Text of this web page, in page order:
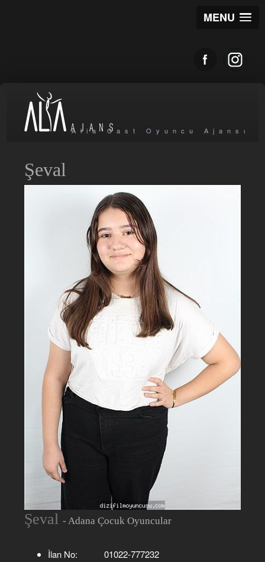
MENU
Alia Cast Oyuncu Ajansı
Şeval
Şeval- Adana Çocuk Oyuncular
İlan No:
01022-777232